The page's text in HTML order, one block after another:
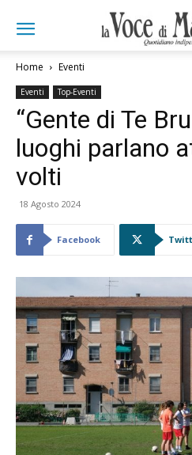
Home Eventi
Eventi Top-Eventi
“Gente di Te
luoghi parlano
volti
18 Agosto 2024
Facebook